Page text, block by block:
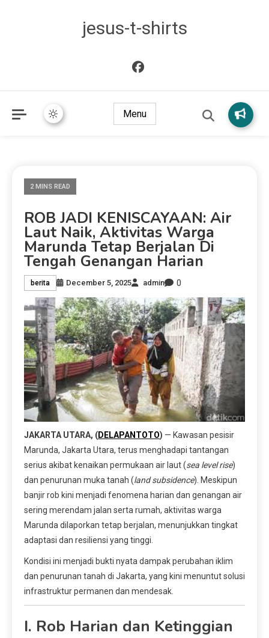
jesus-t-shirts
Menu
2 MINS READ
ROB JADI KENISCAYAAN: Air
Laut Naik, Aktivitas Warga
Marunda Tetap Berjalan Di
Tengah Genangan Harian
berita December 5, 2025 admin 0
JAKARTA UTARA, (DELAPANTOTO) — Kawasan pesisir
Marunda, Jakarta Utara, terus menghadapi tantangan
serius akibat kenaikan permukaan air laut (sea level rise)
dan penurunan muka tanah (land subsidence). Meskipun
banjir rob kini menjadi fenomena harian dan genangan air
sering merendam jalan serta rumah, aktivitas warga
Marunda dilaporkan tetap berjalan, menunjukkan tingkat
adaptasi dan resiliensi yang tinggi.
Kondisi ini menjadi bukti nyata dampak perubahan iklim
dan penurunan tanah di Jakarta, yang kini menuntut solusi
infrastruktur permanen dan mendesak.
I. Rob Harian dan Ketinggian